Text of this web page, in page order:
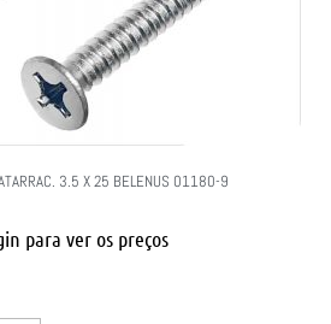
ATARRAC. 3.5 X 25 BELENUS 01180-9
para ver os preços